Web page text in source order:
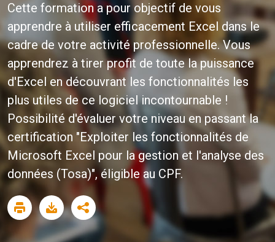
Cette formation a pour objectif de vous
apprendre à utiliser efficacement Excel dans le
cadre de votre activité professionnelle. Vous
apprendrez à tirer profit de toute la puissance
d'Excel en découvrant les fonctionnalités les
plus utiles de ce logiciel incontournable !
Possibilité d'évaluer votre niveau en passant la
certification "Exploiter les fonctionnalités de
Microsoft Excel pour la gestion et l'analyse des
données (Tosa)", éligible au CPF.